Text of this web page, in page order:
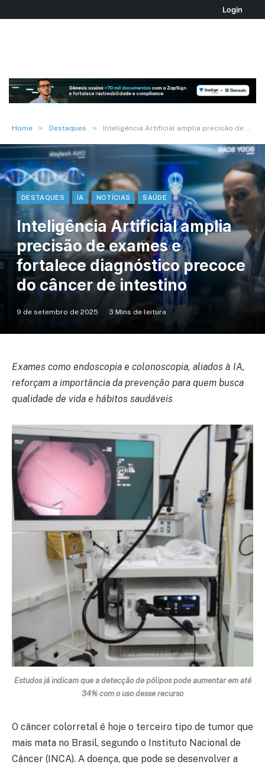
Login
Home » Destaques » Inteligência Artificial amplia precisão de exames e fortalece diagnóstico precoce do câncer de intestino
DESTAQUES IA NOTÍCIAS SAÚDE
Inteligência Artificial amplia
precisão de exames e
fortalece diagnóstico precoce
do câncer de intestino
9 de setembro de 2025 3 Mins de leitura
Exames como endoscopia e colonoscopia, aliados à IA,
reforçam a importância da prevenção para quem busca
qualidade de vida e hábitos saudáveis
Estudos já indicam que a detecção de pólipos pode aumentar em até
34% com o uso desse recurso
O câncer colorretal é hoje o terceiro tipo de tumor que
mais mata no Brasil, segundo o Instituto Nacional de
Câncer (INCA). A doença, que pode se desenvolver a